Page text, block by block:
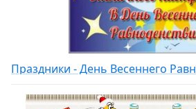
Праздники - День Весеннего